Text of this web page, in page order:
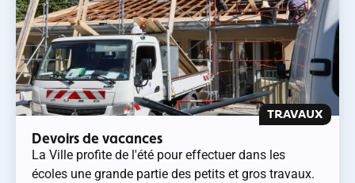
TRAVAUX
Devoirs de vacances
La Ville profite de l'été pour effectuer dans les
écoles une grande partie des petits et gros travaux.